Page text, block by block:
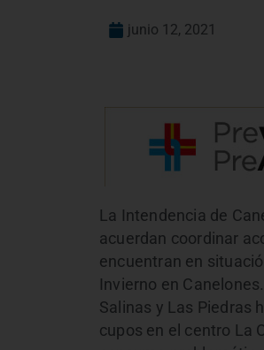
junio 12, 2021
La Intendencia de
acuerdan coordinar
encuentran en
Invierno en
Salinas y Las Piedras
cupos en el centro La